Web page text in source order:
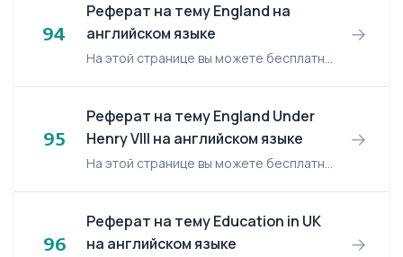
94
Реферат на тему England на
английском языке
На этой странице вы можете бесплатно читать реферат на английском языке: England. England England is the largest and the richest part of GB. Its’ capital is London. The biggest industria...
→
95
Реферат на тему England Under
Henry VIII на английском языке
На этой странице вы можете бесплатно читать реферат на английском языке: England Under Henry VIII. England Under Henry VIII Henry VIII Tudor (1491-1547) was the second son of Henry...
→
96
Реферат на тему Education in UK
на английском языке
→